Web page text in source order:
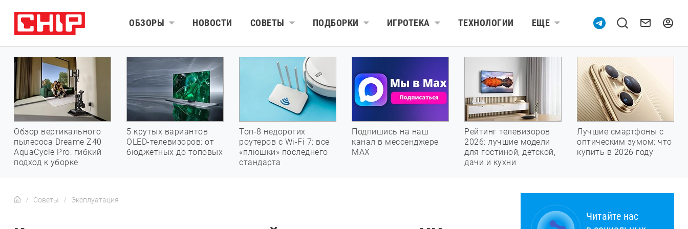
ОБЗОРЫ НОВОСТИ СОВЕТЫ ПОДБОРКИ ИГРОТЕКА ТЕХНОЛОГИИ ЕЩЕ
Обзор вертикального
пылесоса Dreame Z40
AquaCycle Pro: гибкий
подход к уборке
5 крутых вариантов
OLED-телевизоров: от
бюджетных до топовых
Топ-8 недорогих
роутеров с Wi-Fi 7: все
«плюшки» последнего
стандарта
Подпишись на наш
канал в мессенджере
МАХ
Рейтинг телевизоров
2026: лучшие модели
для гостиной, детской,
дачи и кухни
Лучшие смартфоны с
оптическим зумом: что
купить в 2026 году
Советы Эксплуатация
Читайте нас